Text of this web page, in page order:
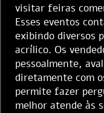
visitar feiras
Esses eventos
exibindo diversos
acrílico. Os
pessoalmente,
diretamente com
permite fazer
melhor atende às